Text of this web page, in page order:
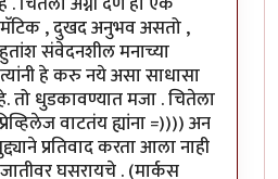
, दुखद अनुभव असतो ,
संवेदनशील मनाच्या
हे करु नये असा साधासा
धुडकावण्यात मजा . चितेला
वाटतंय ह्यांना =)))) अन
प्रतिवाद करता आला नाही
घसरायचे . (मार्कस